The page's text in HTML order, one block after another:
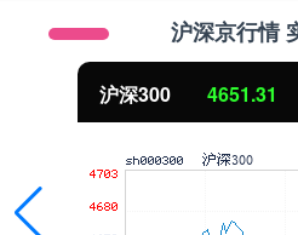
沪深京行情
沪深300 4651.31